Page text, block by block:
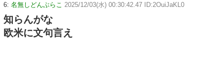
6: 名無しどんぶらこ 2025/12/03(水) 00:30:42.47 ID:2OuiJaKL0
知らんがな
欧米に文句言え